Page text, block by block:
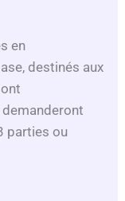
en
destinés aux
parties ou